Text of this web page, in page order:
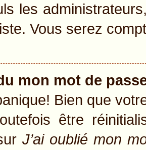
les
Vous serez
mon mot de
Bien que
être
J’ai oublié mon